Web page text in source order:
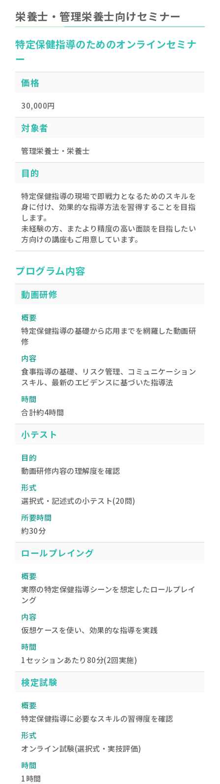
栄養士・管理栄養士向けセミナー
特定保健指導のためのオンラインセミナ
ー
価格
30,000円
対象者
管理栄養士・栄養士
目的
特定保健指導の現場で即戦力となるためのスキルを
身に付け、効果的な指導方法を習得することを目指
します。
未経験の方、またより精度の高い面談を目指したい
方向けの講座もご用意しています。
プログラム内容
動画研修
概要
特定保健指導の基礎から応用までを網羅した動画研
修
内容
食事指導の基礎、リスク管理、コミュニケーション
スキル、最新のエビデンスに基づいた指導法
時間
合計約4時間
小テスト
目的
動画研修内容の理解度を確認
形式
選択式・記述式の小テスト(20問)
所要時間
約30分
ロールプレイング
概要
実際の特定保健指導シーンを想定したロールプレイ
ング
内容
仮想ケースを使い、効果的な指導を実践
時間
1セッションあたり80分(2回実施)
検定試験
概要
特定保健指導に必要なスキルの習得度を確認
形式
オンライン試験(選択式・実技評価)
時間
1時間